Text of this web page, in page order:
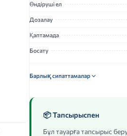
Өндіруші ел
Дозалау
Қаптамада
Босату
Барлық сипаттамалар
📦 Тапсырыспен
Бұл тауарға тапсырыс